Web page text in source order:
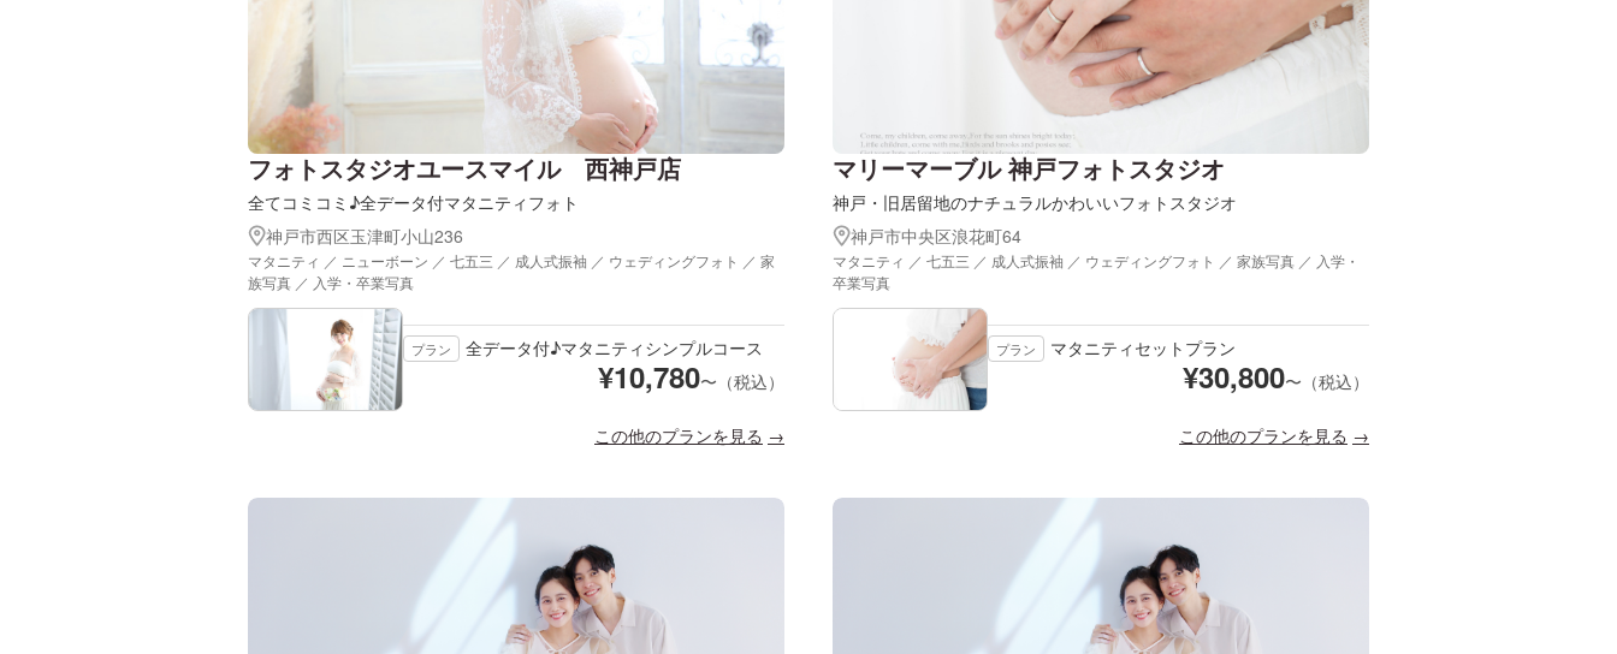
フォトスタジオユースマイル 西神戸店
全てコミコミ♪全データ付マタニティフォト
神戸市西区玉津町小山236
マタニティ ／ ニューボーン ／ 七五三 ／ 成人式振袖 ／ ウェディングフォト ／ 家
族写真 ／ 入学・卒業写真
プラン 全データ付♪マタニティシンプルコース
¥10,780〜（税込）
この他のプランを見る
マリーマーブル 神戸フォトスタジオ
神戸・旧居留地のナチュラルかわいいフォトスタジオ
神戸市中央区浪花町64
マタニティ ／ 七五三 ／ 成人式振袖 ／ ウェディングフォト ／ 家族写真 ／ 入学・
卒業写真
プラン マタニティセットプラン
¥30,800〜（税込）
この他のプランを見る